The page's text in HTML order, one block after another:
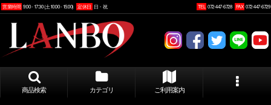
営業時間 9:00 - 17:30 (土10:00 - 15:00) 定休日 日・祝 TEL 072-447-6728 FAX 072-447-6729
商品検索 カテゴリ ご利用案内